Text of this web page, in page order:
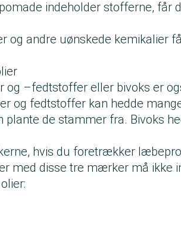
indeholder stofferne, får
og andre uønskede kemikalier
og –fedtstoffer eller bivoks er
og fedtstoffer kan hedde
de stammer fra. Bivoks
hvis du foretrækker
med disse tre mærker må ikke